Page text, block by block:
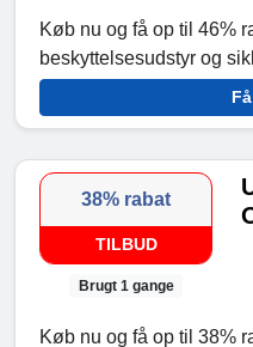
Køb nu og få op til 46%
beskyttelsesudstyr og
38% rabat
TILBUD
Brugt 1 gange
Køb nu og få op til 38%